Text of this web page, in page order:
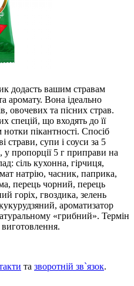
додасть вашим стравам
аромату. Вона ідеально
овочевих та пісних страв.
спецій, що входять до її
пікантності. Спосіб
страви, супи і соуси за 5
пропорції 5 г приправи на
сіль кухонна, гірчиця,
натрію, часник, паприка,
перець чорний, перець
горіх, гвоздика, зелень
ароматизатор
«грибний». Термін
виготовлення.
та зворотній зв`язок.